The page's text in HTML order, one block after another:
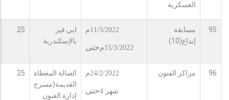
العسكرية
95
مسابقة
إبداع(10)
11/3/2022م
حتى 15/3/2022م
ابي قير
بالإسكندرية
25
96 مراكز الفنون 24/2/2022م
حتى شهر 4
الصالة المغطاة
القديمة(مسرح
إدارة الفنون
25